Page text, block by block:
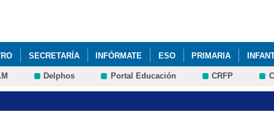
SECRETARÍA INFÓRMATE ESO PRIMARIA
Delphos Portal Educación CRFP